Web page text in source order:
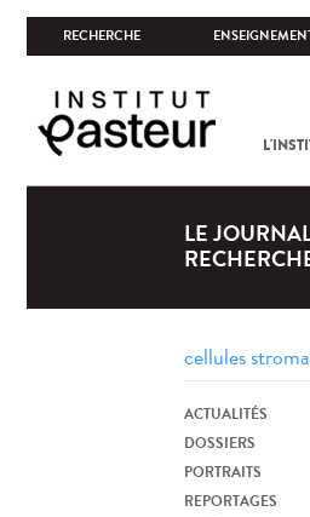
RECHERCHE
LE
ACTUALITÉS
DOSSIERS
PORTRAITS
REPORTAGES